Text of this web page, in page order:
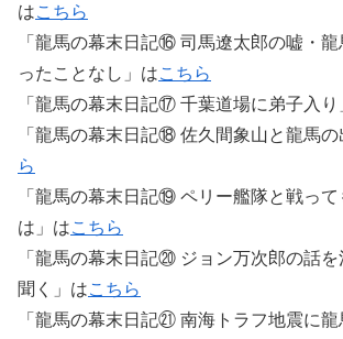
はこちら
「龍馬の幕末日記⑯ 司馬遼太郎の嘘・龍
ったことなし」はこちら
「龍馬の幕末日記⑰ 千葉道場に弟子入り
「龍馬の幕末日記⑱ 佐久間象山と龍馬
ら
「龍馬の幕末日記⑲ ペリー艦隊と戦って
は」はこちら
「龍馬の幕末日記⑳ ジョン万次郎の話
聞く」はこちら
「龍馬の幕末日記㉑ 南海トラフ地震に